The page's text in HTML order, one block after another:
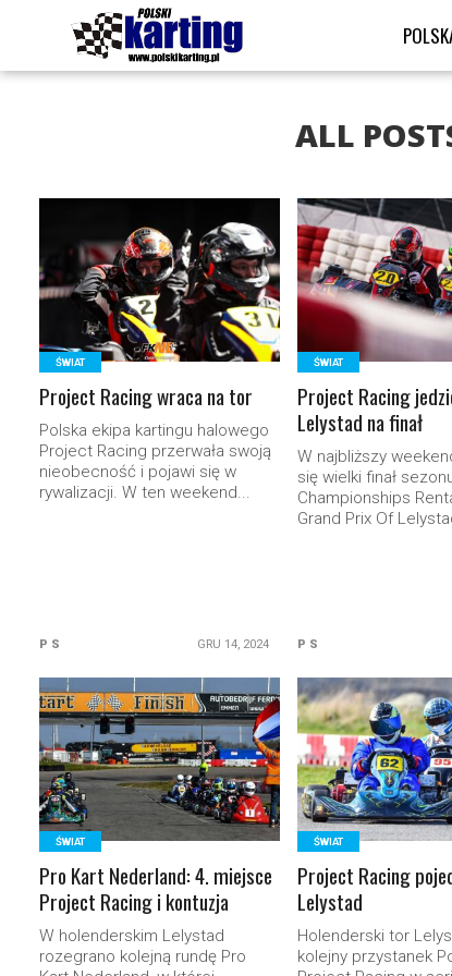
ALL
READ MORE
ŚWIAT
Project Racing wraca na tor
Polska ekipa kartingu halowego
Project Racing przerwała swoją
nieobecność i pojawi się w
rywalizacji. W ten weekend...
P S GRU 14, 2024
READ
ŚWIAT
Project Racing
Lelystad na finał
W najbliższy
się wielki finał
Championships
Grand Prix Of
P S
READ MORE
ŚWIAT
Pro Kart Nederland: 4. miejsce
Project Racing i kontuzja
W holenderskim Lelystad
rozegrano kolejną rundę Pro
READ
ŚWIAT
Project Racing
Lelystad
Holenderski tor
kolejny przystanek